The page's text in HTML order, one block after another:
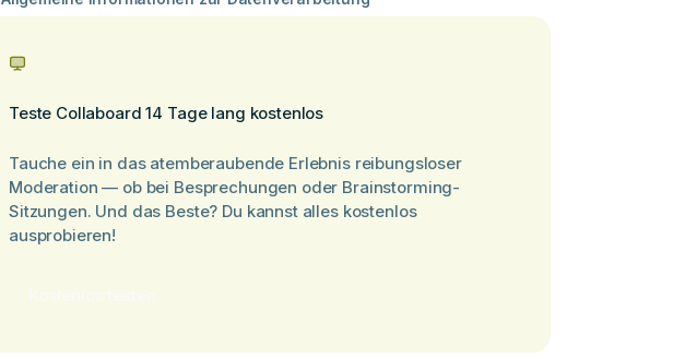
Teste Collaboard 14 Tage lang kostenlos
Tauche ein in das atemberaubende Erlebnis reibungsloser
Moderation — ob bei Besprechungen oder Brainstorming-
Sitzungen. Und das Beste? Du kannst alles kostenlos
ausprobieren!